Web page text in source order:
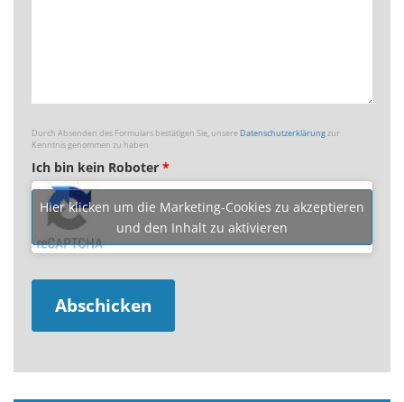
Durch Absenden des Formulars bestätigen Sie, unsereDatenschutzerklärungzur
Kenntnis genommen zu haben
Ich bin kein Roboter *
Hier klicken um die Marketing-Cookies zu akzeptieren
und den Inhalt zu aktivieren